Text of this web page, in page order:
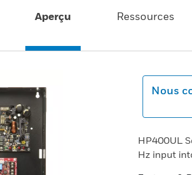
Aperçu Ressources
Nous
HP400UL
Hz input